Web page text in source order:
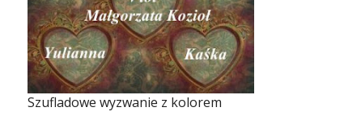
Szufladowe wyzwanie z kolorem